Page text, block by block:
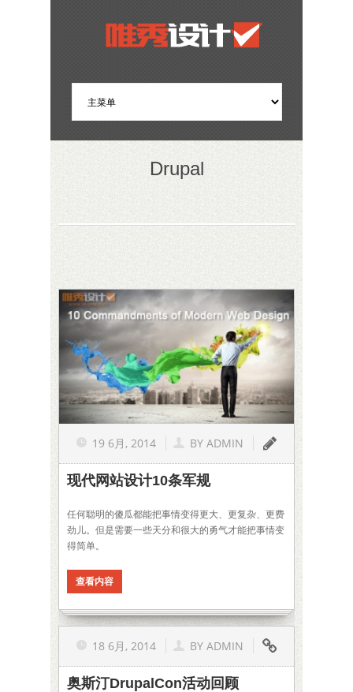
Drupal
19 6月, 2014 BY ADMIN
现代网站设计10条军规
任何聪明的傻瓜都能把事情变得更大、更复杂、更费
劲儿。但是需要一些天分和很大的勇气才能把事情变
得简单。
查看内容
18 6月, 2014 BY ADMIN
奥斯汀DrupalCon活动回顾